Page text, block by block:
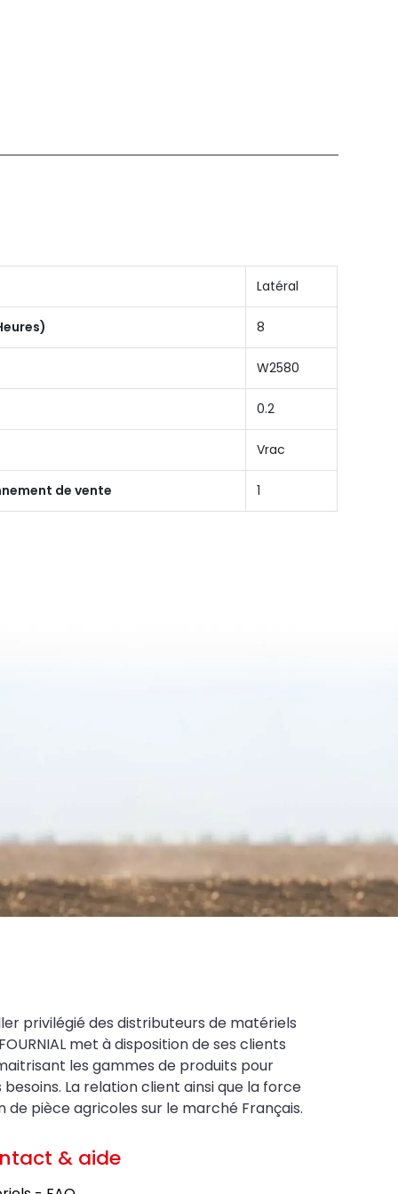
Latéral
8
W2580
0.2
Vrac
de vente 1
privilégié des distributeurs de matériels
met à disposition de ses clients
les gammes de produits pour
La relation client ainsi que la force
de pièce agricoles sur le marché Français.
& aide